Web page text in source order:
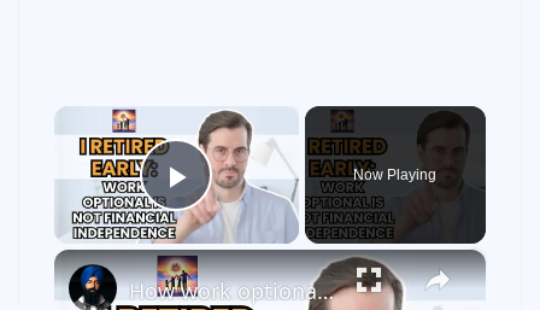
Play Video
Now Playing
×
How work optional is not financial independence